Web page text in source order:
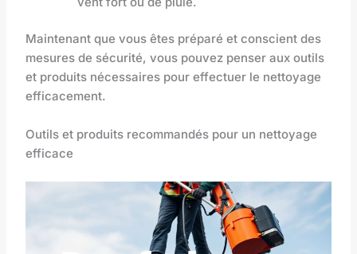
Maintenant que vous êtes préparé et conscient des
mesures de sécurité, vous pouvez penser aux outils
et produits nécessaires pour effectuer le nettoyage
efficacement.
Outils et produits recommandés pour un nettoyage
efficace